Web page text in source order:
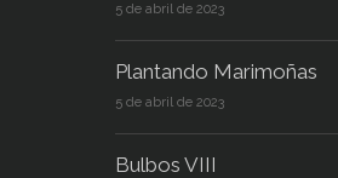
5 de abril de 2023
Plantando Marimoñas
5 de abril de 2023
Bulbos VIII